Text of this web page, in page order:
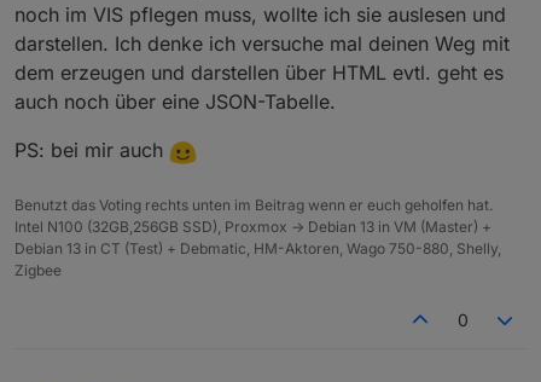
setStateDelayed(devicename,
   setStateDelayed(devicename, ip, 800);
createState(devicename, 'empty', { name:
   var wert1 = getState(id).val;
   if (!wert1) wert1= "❌";
});
createState('Netzwerk.Anzahl', 0, {
noch im VIS pflegen muss, wollte ich sie auslesen und
darstellen. Ich denke ich versuche mal deinen Weg mit
dem erzeugen und darstellen über HTML evtl. geht es
auch noch über eine JSON-Tabelle.
PS: bei mir auch
Benutzt das Voting rechts unten im Beitrag wenn er euch geholfen hat.
Intel N100 (32GB,256GB SSD), Proxmox -> Debian 13 in VM (Master) +
Debian 13 in CT (Test) + Debmatic, HM-Aktoren, Wago 750-880, Shelly,
Zigbee
0